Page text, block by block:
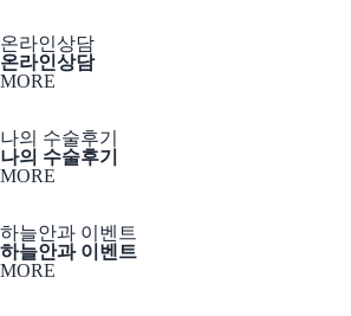
온라인상담
온라인상담
MORE
나의 수술후기
나의 수술후기
MORE
하늘안과 이벤트
하늘안과 이벤트
MORE